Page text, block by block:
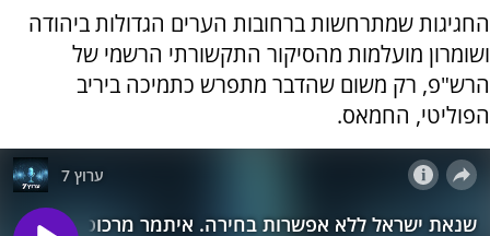
החגיגות שמתרחשות ברחובות הערים הגדולות ביהודה
ושומרון מועלמות מהסיקור התקשורתי הרשמי של
הרש"פ, רק משום שהדבר מתפרש כתמיכה ביריב
הפוליטי, החמאס.